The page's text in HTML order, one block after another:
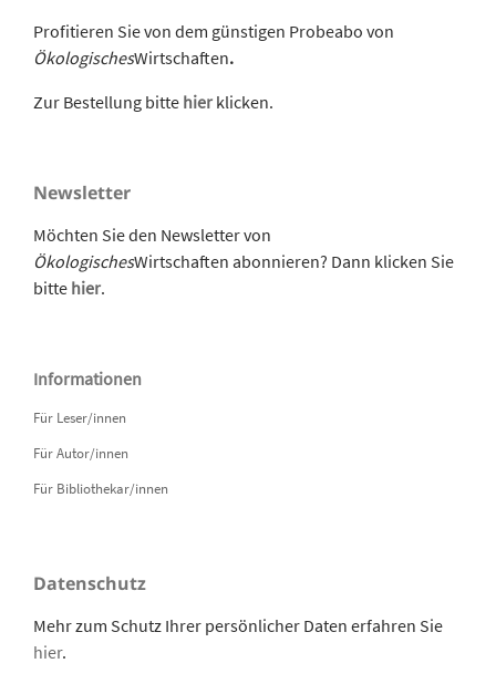
Profitieren Sie von dem günstigen Probeabo von
ÖkologischesWirtschaften.
Zur Bestellung bitte hier klicken.
Newsletter
Möchten Sie den Newsletter von
ÖkologischesWirtschaften abonnieren? Dann klicken Sie
bitte hier.
Informationen
Für Leser/innen
Für Autor/innen
Für Bibliothekar/innen
Datenschutz
Mehr zum Schutz Ihrer persönlicher Daten erfahren Sie
hier.